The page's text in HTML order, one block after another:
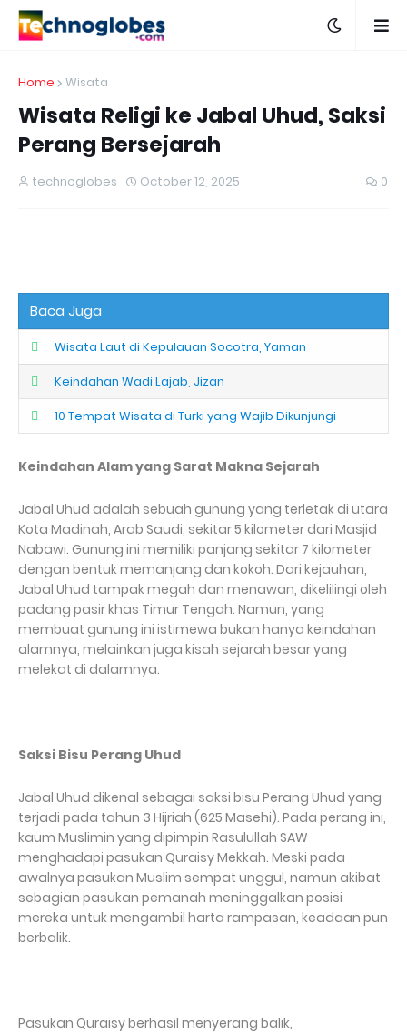
Home Wisata
Wisata Religi ke Jabal Uhud, Saksi
Perang Bersejarah
technoglobes October 12, 2025 0
Baca Juga
Wisata Laut di Kepulauan Socotra, Yaman
Keindahan Wadi Lajab, Jizan
10 Tempat Wisata di Turki yang Wajib Dikunjungi
Keindahan Alam yang Sarat Makna Sejarah
Jabal Uhud adalah sebuah gunung yang terletak di utara
Kota Madinah, Arab Saudi, sekitar 5 kilometer dari Masjid
Nabawi. Gunung ini memiliki panjang sekitar 7 kilometer
dengan bentuk memanjang dan kokoh. Dari kejauhan,
Jabal Uhud tampak megah dan menawan, dikelilingi oleh
padang pasir khas Timur Tengah. Namun, yang
membuat gunung ini istimewa bukan hanya keindahan
alamnya, melainkan juga kisah sejarah besar yang
melekat di dalamnya.
Saksi Bisu Perang Uhud
Jabal Uhud dikenal sebagai saksi bisu Perang Uhud yang
terjadi pada tahun 3 Hijriah (625 Masehi). Pada perang ini,
kaum Muslimin yang dipimpin Rasulullah SAW
menghadapi pasukan Quraisy Mekkah. Meski pada
awalnya pasukan Muslim sempat unggul, namun akibat
sebagian pasukan pemanah meninggalkan posisi
mereka untuk mengambil harta rampasan, keadaan pun
berbalik.
Pasukan Quraisy berhasil menyerang balik,